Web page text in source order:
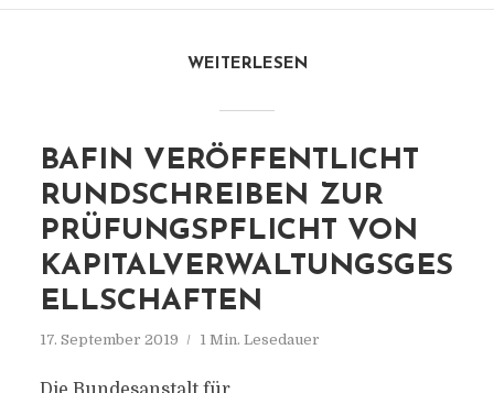
WEITERLESEN
BAFIN VERÖFFENTLICHT
RUNDSCHREIBEN ZUR
PRÜFUNGSPFLICHT VON
KAPITALVERWALTUNGSGES
ELLSCHAFTEN
17. September 2019 1 Min. Lesedauer